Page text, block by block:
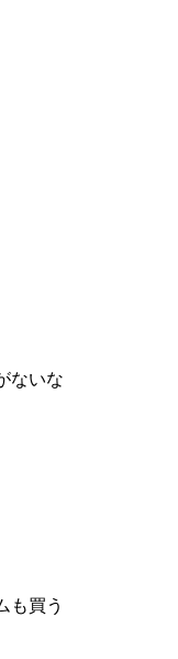
ないな
も買う